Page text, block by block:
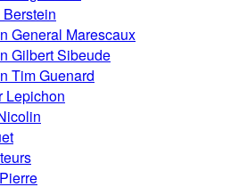
General Marescaux
Gilbert Sibeude
Tim Guenard
Lepichon